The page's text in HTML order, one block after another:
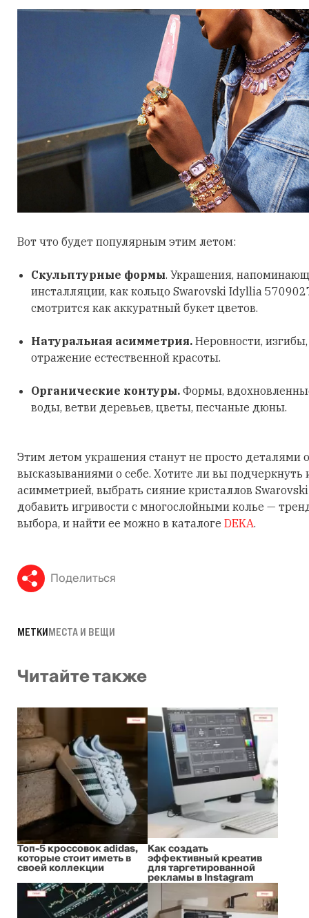
Вот что будет популярным этим летом:
Скульптурные формы. Украшения,
инсталляции, как кольцо Swarovski Idyllia
смотрится как аккуратный букет цветов.
Натуральная асимметрия. Неровности,
отражение естественной красоты.
Органические контуры. Формы,
воды, ветви деревьев, цветы, песчаные дюны.
Этим летом украшения станут не просто деталями
высказываниями о себе. Хотите ли вы подчеркнуть
асимметрией, выбрать сияние кристаллов
добавить игривости с многослойными колье —
выбора, и найти ее можно в каталоге DEKA.
Поделиться
МЕТКИМЕСТА И ВЕЩИ
Читайте также
Топ-5 кроссовок adidas,
которые стоит иметь в
своей коллекции
Как создать
эффективный креатив
для таргетированной
рекламы в Instagram